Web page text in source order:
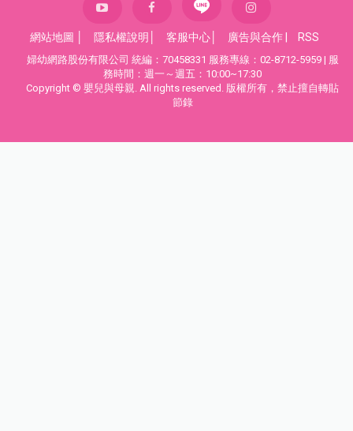
網站地圖 隱私權說明 客服中心 廣告與合作 RSS
婦幼網路股份有限公司 統編：70458331 服務專線：02-8712-5959 | 服
務時間：週一～週五：10:00~17:30
Copyright © 嬰兒與母親. All rights reserved. 版權所有，禁止擅自轉貼
節錄